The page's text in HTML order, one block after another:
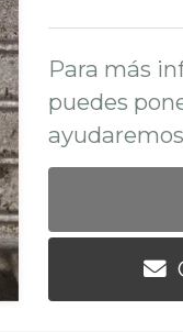
Para más
puedes